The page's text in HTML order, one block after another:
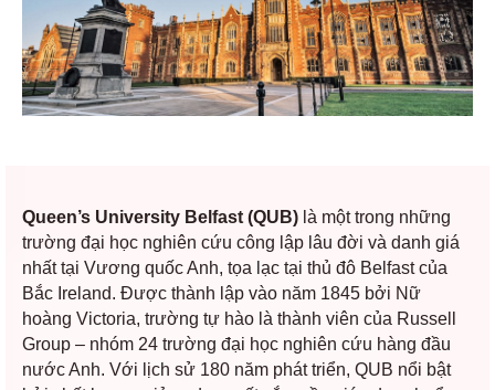
Queen’s University Belfast (QUB) là một trong những
trường đại học nghiên cứu công lập lâu đời và danh giá
nhất tại Vương quốc Anh, tọa lạc tại thủ đô Belfast của
Bắc Ireland. Được thành lập vào năm 1845 bởi Nữ
hoàng Victoria, trường tự hào là thành viên của Russell
Group – nhóm 24 trường đại học nghiên cứu hàng đầu
nước Anh. Với lịch sử 180 năm phát triển, QUB nổi bật